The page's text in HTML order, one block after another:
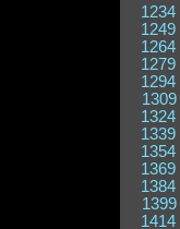
1234
1249
1264
1279
1294
1309
1324
1339
1354
1369
1384
1399
1414